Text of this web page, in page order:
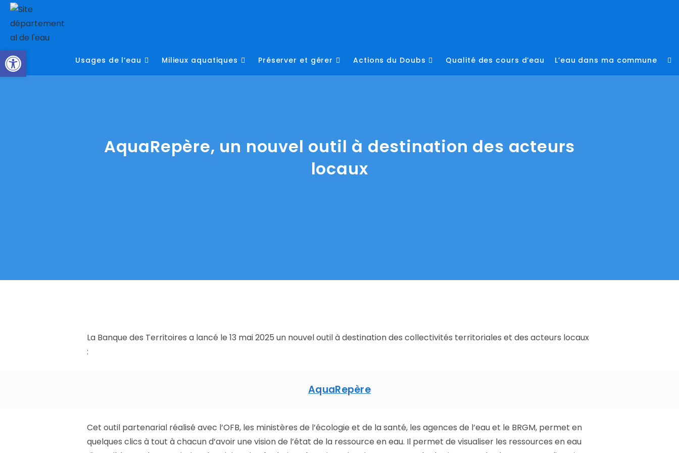
Skip
content
Usages de l’eau Milieux aquatiques Préserver et gérer Actions du Doubs Qualité des cours d’eau L’eau dans ma commune
AquaRepère, un nouvel outil à destination des acteurs
locaux
La Banque des Territoires a lancé le 13 mai 2025 un nouvel outil à destination des collectivités territoriales et des acteurs locaux
:
AquaRepère
Cet outil partenarial réalisé avec l’OFB, les ministères de l’écologie et de la santé, les agences de l’eau et le BRGM, permet en
quelques clics à tout à chacun d’avoir une vision de l’état de la ressource en eau. Il permet de visualiser les ressources en eau
Ouvrir la barre d’outils